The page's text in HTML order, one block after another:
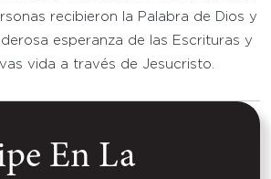
recibieron la Palabra de Dios y
esperanza de las Escrituras y
vida a través de Jesucristo.
En La